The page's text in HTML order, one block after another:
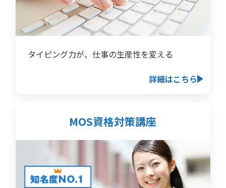
タイピング力が、仕事の生産性を変える
詳細はこちら
MOS資格対策講座